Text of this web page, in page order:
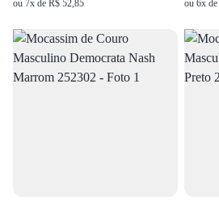
ou 7x de R$ 52,85 ou 6x